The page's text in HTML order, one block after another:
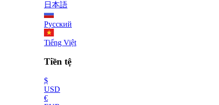
日本語
Русский
Tiếng Việt
Tiền tệ
$
USD
€